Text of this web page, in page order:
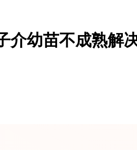
介幼苗不成熟解